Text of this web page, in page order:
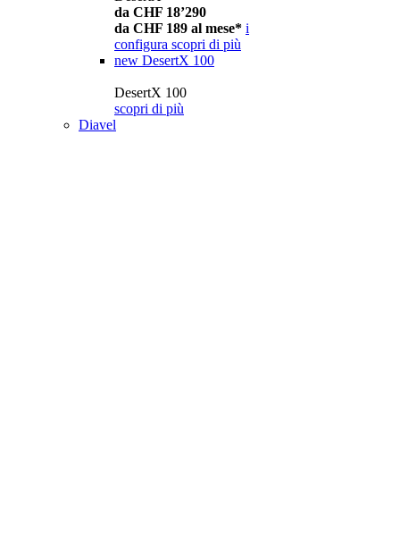
da CHF 18’290
da CHF 189 al mese* i
configura scopri di più
new DesertX 100
DesertX 100
scopri di più
Diavel